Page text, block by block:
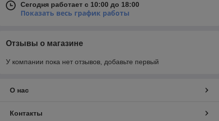
Сегодня работает с 10:00 до 18:00
Показать весь график работы
Отзывы о магазине
У компании пока нет отзывов, добавьте первый
О нас
Контакты